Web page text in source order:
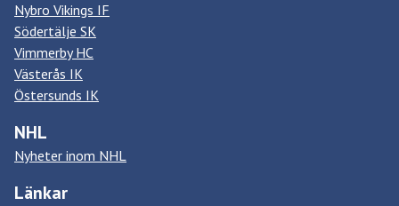
Nybro Vikings IF
Södertälje SK
Vimmerby HC
Västerås IK
Östersunds IK
NHL
Nyheter inom NHL
Länkar